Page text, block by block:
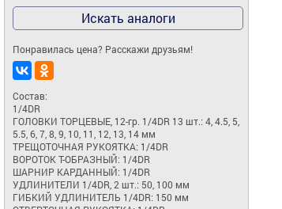
Искать аналоги
Понравилась цена? Расскажи друзьям!
Состав:
1/4DR
ГОЛОВКИ ТОРЦЕВЫЕ, 12-гр. 1/4DR 13 шт.: 4, 4.5, 5,
5.5, 6, 7, 8, 9, 10, 11, 12, 13, 14 мм
ТРЕЩОТОЧНАЯ РУКОЯТКА: 1/4DR
ВОРОТОК Т-ОБРАЗНЫЙ: 1/4DR
ШАРНИР КАРДАННЫЙ: 1/4DR
УДЛИНИТЕЛИ 1/4DR, 2 шт.: 50, 100 мм
ГИБКИЙ УДЛИНИТЕЛЬ 1/4DR: 150 мм